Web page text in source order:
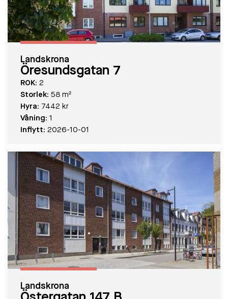
Landskrona
Öresundsgatan 7
ROK: 2
Storlek: 58 m²
Hyra: 7442 kr
Våning: 1
Inflytt: 2026-10-01
Landskrona